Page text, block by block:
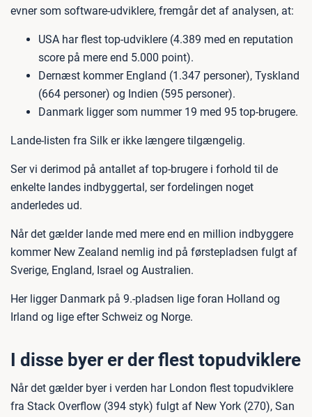
evner som software-udviklere, fremgår det af analysen, at:
USA har flest top-udviklere (4.389 med en reputation
score på mere end 5.000 point).
Dernæst kommer England (1.347 personer), Tyskland
(664 personer) og Indien (595 personer).
Danmark ligger som nummer 19 med 95 top-brugere.
Lande-listen fra Silk er ikke længere tilgængelig.
Ser vi derimod på antallet af top-brugere i forhold til de
enkelte landes indbyggertal, ser fordelingen noget
anderledes ud.
Når det gælder lande med mere end en million indbyggere
kommer New Zealand nemlig ind på førstepladsen fulgt af
Sverige, England, Israel og Australien.
Her ligger Danmark på 9.-pladsen lige foran Holland og
Irland og lige efter Schweiz og Norge.
I disse byer er der flest topudviklere
Når det gælder byer i verden har London flest topudviklere
fra Stack Overflow (394 styk) fulgt af New York (270), San